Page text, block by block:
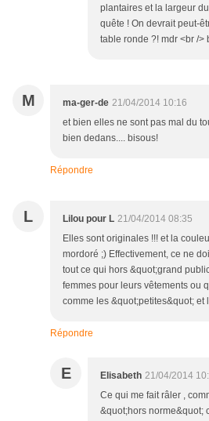
plantaires et la largeur
quête ! On devrait peut-
table ronde ?! mdr <br />
M ma-ger-de 21/04/2014 10:16
et bien elles ne sont pas mal du
bien dedans.... bisous!
Répondre
L Lilou pour L 21/04/2014 08:35
Elles sont originales !!! et la
mordoré ;) Effectivement, ce ne
tout ce qui hors &quot;grand
femmes pour leurs vêtements ou
comme les &quot;petites&quot; et
Répondre
E Elisabeth 21/04/2014
Ce qui me fait râler ,
&quot;hors norme&quot;